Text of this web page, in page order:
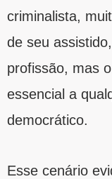
criminalista,
de seu
profissão, mas
essencial a
democrático.
Esse cenário